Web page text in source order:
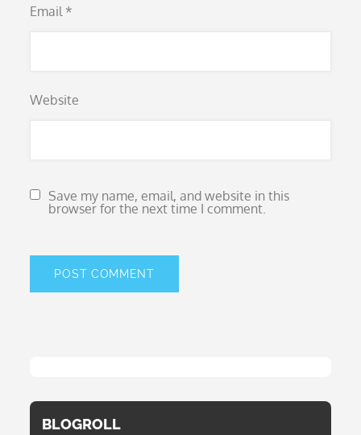
Email *
Website
Save my name, email, and website in this
browser for the next time I comment.
BLOGROLL